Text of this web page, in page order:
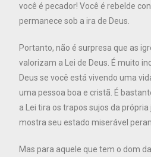
você é pecador! Você é rebelde
permanece sob a ira de Deus.
Portanto, não é surpresa que as
valorizam a Lei de Deus. É muito
Deus se você está vivendo uma
uma pessoa boa e cristã. É
a Lei tira os trapos sujos da
mostra seu estado miserável
Mas para aquele que tem o dom